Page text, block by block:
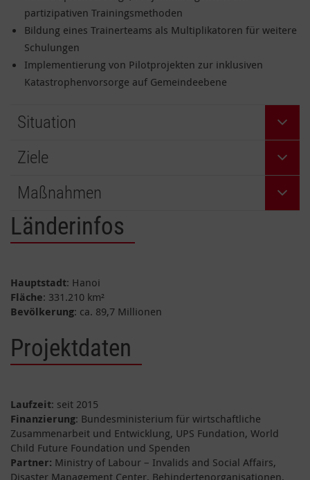
partizipativen Trainingsmethoden
Bildung eines Trainerteams als Multiplikatoren für weitere
Schulungen
Implementierung von Pilotprojekten zur inklusiven
Katastrophenvorsorge auf Gemeindeebene
Situation
Ziele
Maßnahmen
Länderinfos
Hauptstadt: Hanoi
Fläche: 331.210 km²
Bevölkerung: ca. 89,7 Millionen
Projektdaten
Laufzeit: seit 2015
Finanzierung: Bundesministerium für wirtschaftliche
Zusammenarbeit und Entwicklung, UPS Fundation, World
Child Future Foundation und Spenden
Partner: Ministry of Labour – Invalids and Social Affairs,
Disaster Management Center, Behindertenorganisationen,